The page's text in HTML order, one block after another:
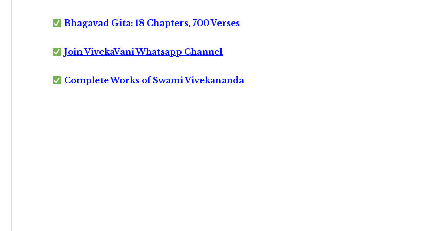
Bhagavad Gita: 18 Chapters, 700 Verses
Join VivekaVani Whatsapp Channel
Complete Works of Swami Vivekananda